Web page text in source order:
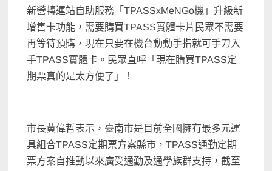
新營轉運站自助服務「TPASSxMeNGo機」升級新
增售卡功能，需要購買TPASS實體卡片民眾不需要
再等待預購，現在只要在機台動動手指就可手刀入
手TPASS實體卡。民眾直呼「現在購買TPASS定
期票真的是太方便了」！
市長黃偉哲表示，臺南市是目前全國擁有最多元運
具組合TPASS定期票方案縣市，TPASS通勤定期
票方案自推動以來廣受通勤及通學族群支持，截至